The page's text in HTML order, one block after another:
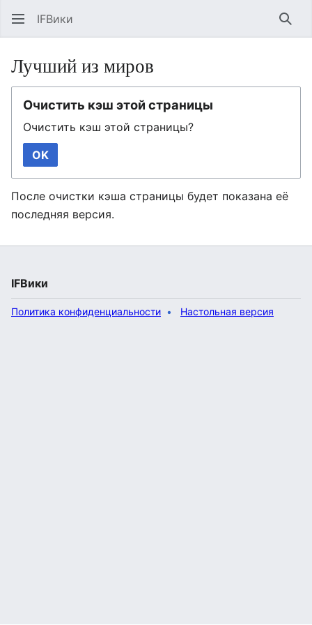
IFВики
Лучший из миров
Очистить кэш этой страницы
Очистить кэш этой страницы?
OK
После очистки кэша страницы будет показана её
последняя версия.
IFВики
Политика конфиденциальности Настольная версия